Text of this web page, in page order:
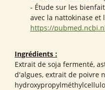
- Étude sur les
avec la nattokinase et
https://
Ingrédients :
Extrait de soja fermenté,
d'algues, extrait de poivre